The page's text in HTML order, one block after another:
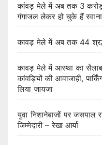
कांवड़ मेले में अब तक 3
गंगाजल लेकर हो चुके हैं रवाना
कावड़ मेले में अब तक 44
कावड़ मेले में आस्था का
कांवड़ियों की आवाजाही,
लिया जायजा
युवा निशानेबाजों पर
जिम्मेदारी – रेखा आर्या